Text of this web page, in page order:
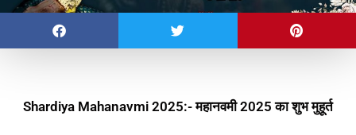
Shardiya Mahanavmi 2025:- महानवमी 2025 का शुभ मुहूर्त